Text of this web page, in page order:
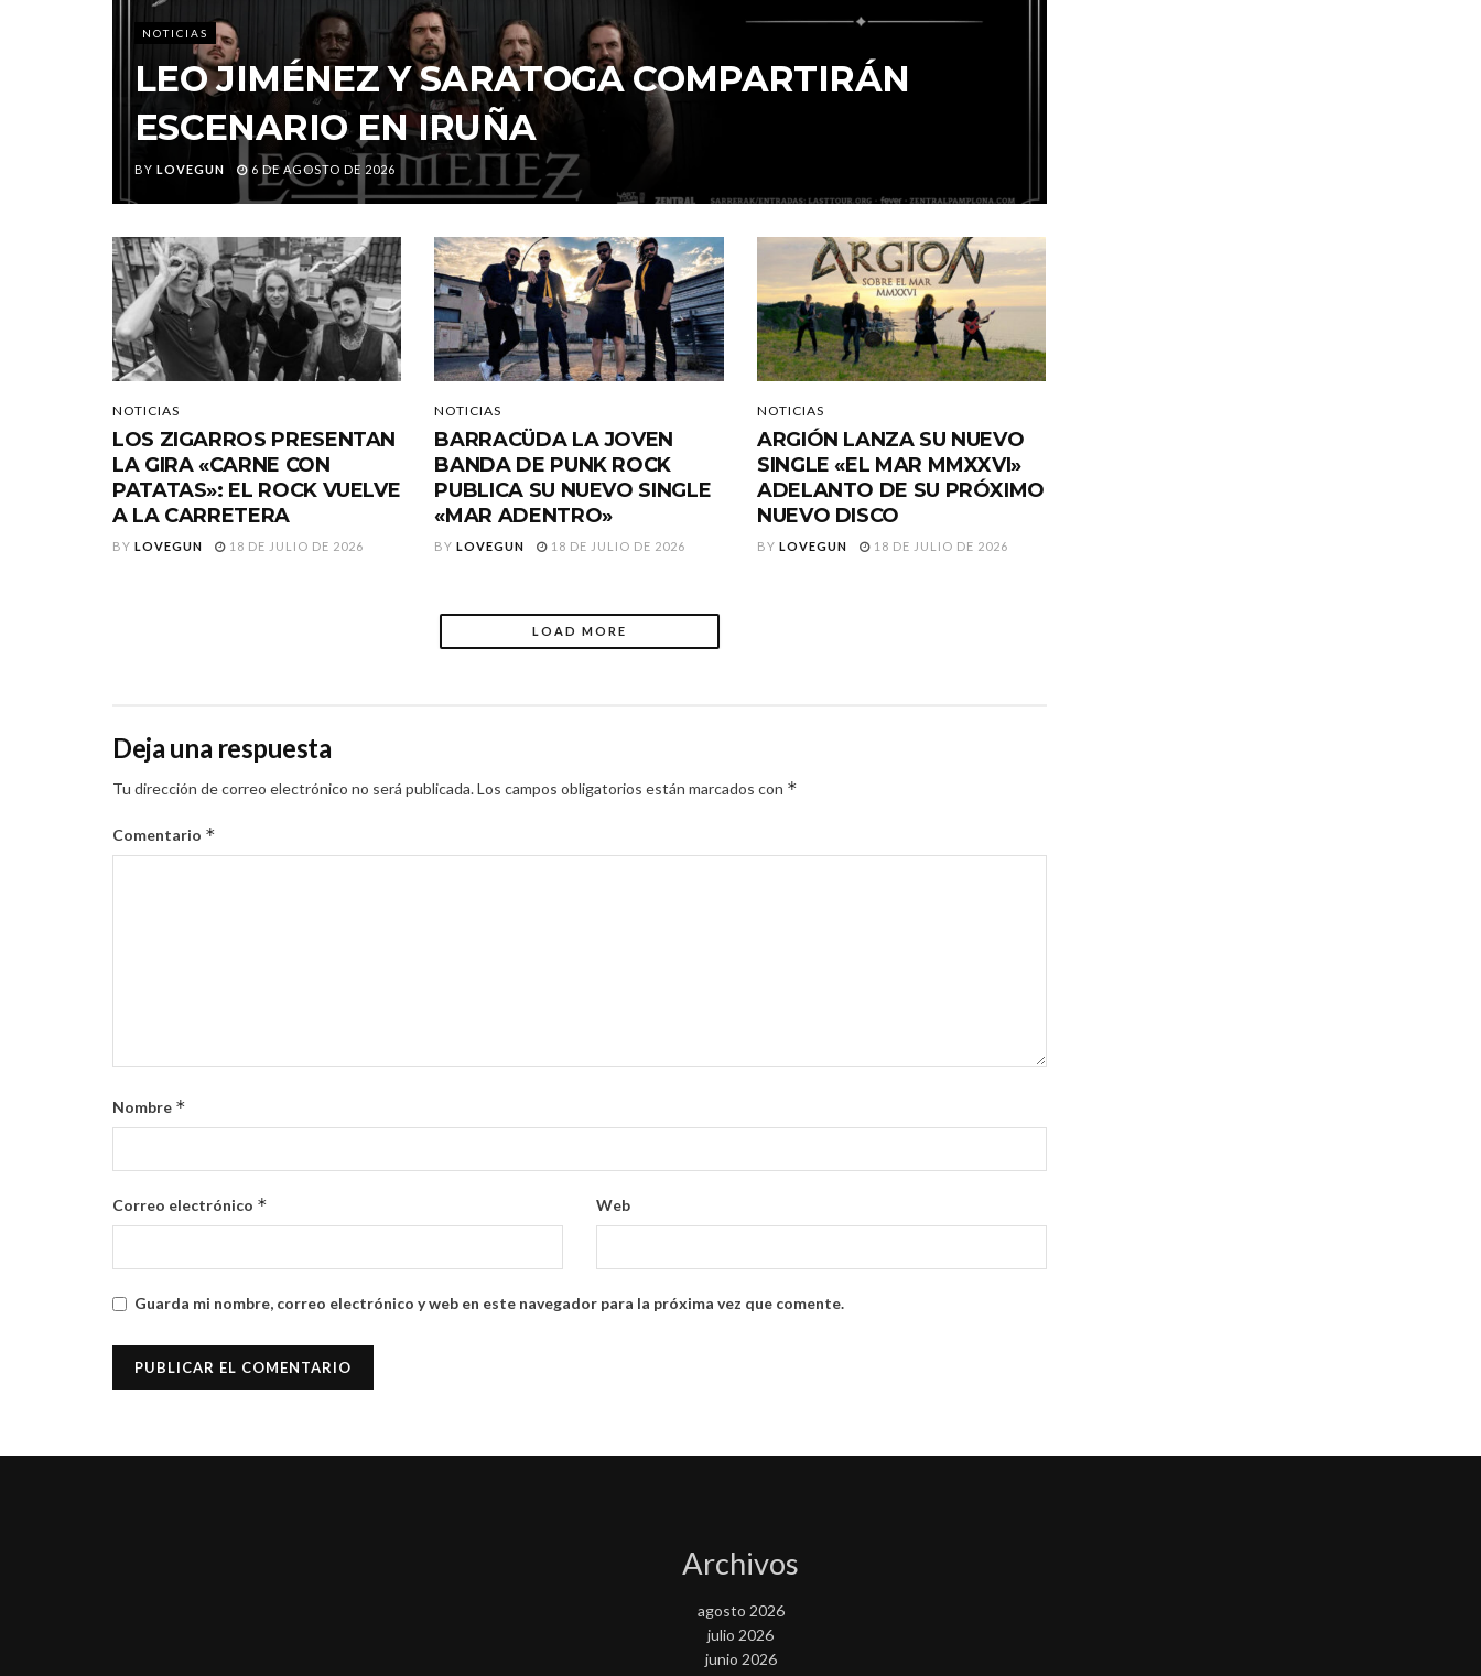
NOTICIAS
LEO JIMÉNEZ Y SARATOGA COMPARTIRÁN
ESCENARIO EN IRUÑA
BY LOVEGUN 6 DE AGOSTO DE 2026
NOTICIAS
LOS ZIGARROS PRESENTAN
LA GIRA «CARNE CON
PATATAS»: EL ROCK VUELVE
A LA CARRETERA
BY LOVEGUN 18 DE JULIO DE 2026
NOTICIAS
BARRACÜDA LA JOVEN
BANDA DE PUNK ROCK
PUBLICA SU NUEVO SINGLE
«MAR ADENTRO»
BY LOVEGUN 18 DE JULIO DE 2026
NOTICIAS
ARGIÓN LANZA SU NUEVO
SINGLE «EL MAR MMXXVI»
ADELANTO DE SU PRÓXIMO
NUEVO DISCO
BY LOVEGUN 18 DE JULIO DE 2026
LOAD MORE
Deja una respuesta
Tu dirección de correo electrónico no será publicada.Los campos obligatorios están marcados con *
Comentario *
Nombre *
Correo electrónico * Web
Guarda mi nombre, correo electrónico y web en este navegador para la próxima vez que comente.
Archivos
agosto 2026
julio 2026
junio 2026